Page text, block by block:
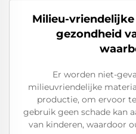
Milieu-
gezondheid
Er worden niet-
milieuvriendelijke
productie, om ervoor
gebruik geen schade kan
van kinderen, waardoor